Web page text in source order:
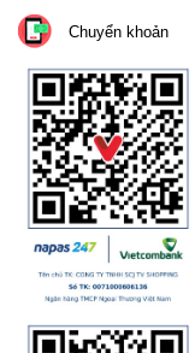
Chuyển khoản